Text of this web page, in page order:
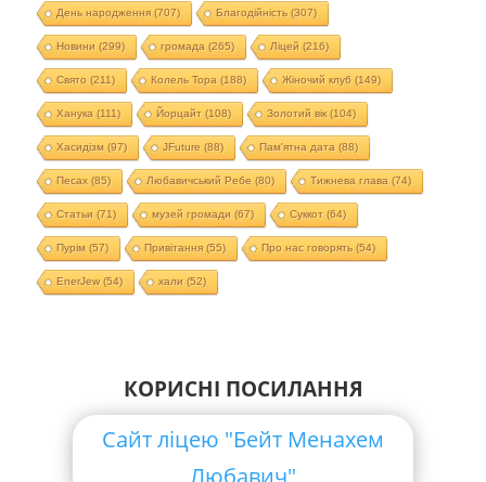
День народження(707) Благодійність (307)
Новини (299) громада (265) Ліцей (216)
Свято (211) Колель Тора (188) Жіночий клуб (149)
Ханука (111) Йорцайт (108) Золотий вік(104)
Хасидізм (97) JFuture (88) Пам'ятна дата (88)
Песах(85) Любавичський Ребе (80) Тижнева глава (74)
Статьи (71) музей громади (67) Суккот (64)
Пурім (57) Привітання(55) Про нас говорять (54)
EnerJew(54) хали (52)
КОРИСНІ ПОСИЛАННЯ
Сайт ліцею "Бейт Менахем
Любавич"